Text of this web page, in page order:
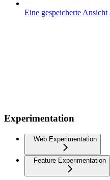
Eine gespeicherte
Experimentation
Web Experimentation
Feature Experimentation